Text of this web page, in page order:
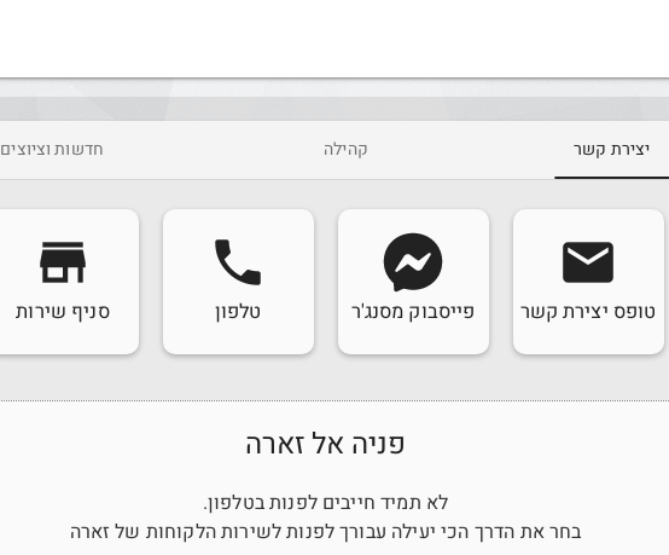
יצירת קשר קהילה חדשות וציוצים
email
טופס יצירת קשר פייסבוק מסנג'ר
phone
טלפון
store
סניף שירות
פניה אל זארה
לא תמיד חייבים לפנות בטלפון.
בחר את הדרך הכי יעילה עבורך לפנות לשירות הלקוחות של זארה